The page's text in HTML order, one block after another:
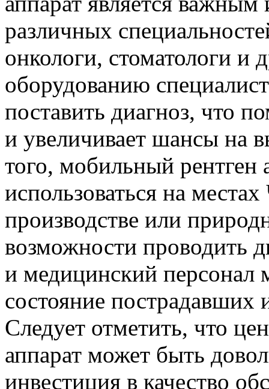
различных
онкологи, стоматологи и
оборудованию
поставить диагноз, что
и увеличивает шансы на
того, мобильный рентген
использоваться на
производстве или
возможности проводить
и медицинский персонал
состояние
Следует отметить, что
аппарат может быть
инвестиция в качество